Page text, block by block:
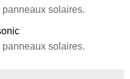
solaires.
solaires.